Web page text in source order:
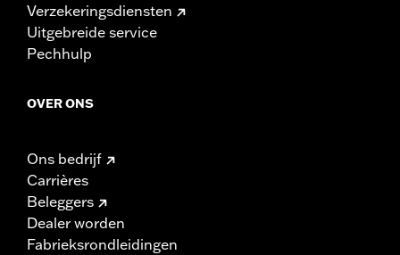
Verzekeringsdiensten
Uitgebreide service
Pechhulp
OVER ONS
Ons bedrijf
Carrières
Beleggers
Dealer worden
Fabrieksrondleidingen